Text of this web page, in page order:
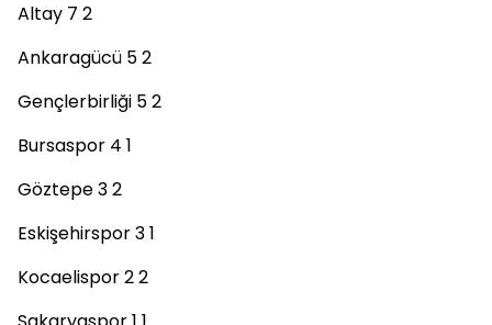
Altay 7 2
Ankaragücü 5 2
Gençlerbirliği 5 2
Bursaspor 4 1
Göztepe 3 2
Eskişehirspor 3 1
Kocaelispor 2 2